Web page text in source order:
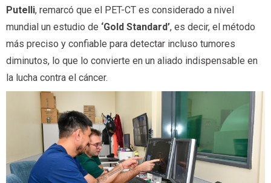
Putelli, remarcó que el PET-CT es considerado a nivel
mundial un estudio de ‘Gold Standard’, es decir, el método
más preciso y confiable para detectar incluso tumores
diminutos, lo que lo convierte en un aliado indispensable en
la lucha contra el cáncer.